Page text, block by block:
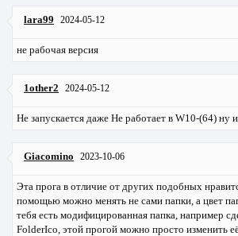
lara99 2024-05-12
не рабочая версия
1other2 2024-05-12
Не запускается даже Не работает в W10-(64) ну и
Giacomino 2023-10-06
Эта прога в отличие от других подобных
помощью можно менять не сами папки, а цвет
тебя есть модифицированная папка, например
FolderIco, этой прогой можно просто изменить